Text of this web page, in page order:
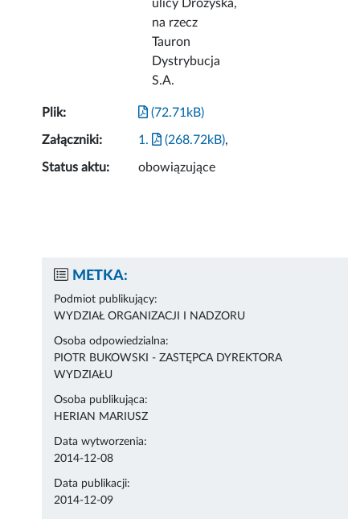
ulicy Drożyska,
na rzecz
Tauron
Dystrybucja
S.A.
Plik: (72.71kB)
Załączniki: 1. (268.72kB),
Status aktu: obowiązujące
METKA:
Podmiot publikujący:
WYDZIAŁ ORGANIZACJI I NADZORU
Osoba odpowiedzialna:
PIOTR BUKOWSKI - ZASTĘPCA DYREKTORA
WYDZIAŁU
Osoba publikująca:
HERIAN MARIUSZ
Data wytworzenia:
2014-12-08
Data publikacji:
2014-12-09